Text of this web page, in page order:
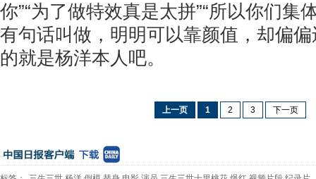
你”“为了做特效真是太拼”“所以你们集
有句话叫做，明明可以靠颜值，却偏
的就是杨洋本人吧。
上一页 1 2 3 下一页